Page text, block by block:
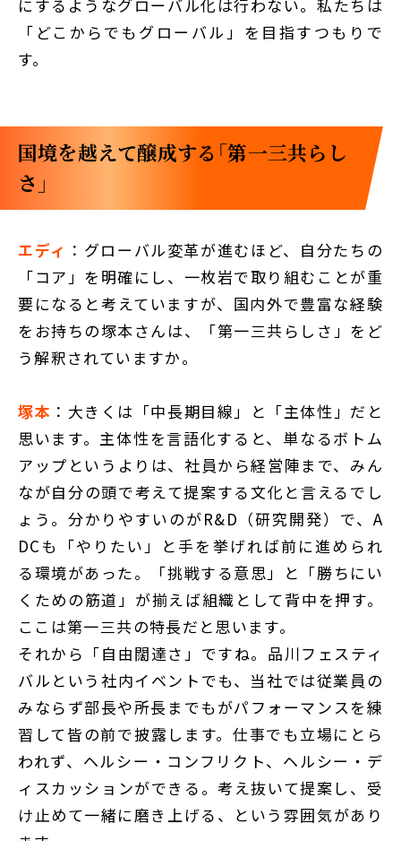
にするようなグローバル化は行わない。私たちは
「どこからでもグローバル」を目指すつもりで
す。
国境を越えて醸成する「第一三共らし
さ」
エディ ：グローバル変革が進むほど、自分たちの
「コア」を明確にし、一枚岩で取り組むことが重
要になると考えていますが、国内外で豊富な経験
をお持ちの塚本さんは、「第一三共らしさ」をど
う解釈されていますか。
塚本 ：大きくは「中長期目線」と「主体性」だと
思います。主体性を言語化すると、単なるボトム
アップというよりは、社員から経営陣まで、みん
なが自分の頭で考えて提案する文化と言えるでし
ょう。分かりやすいのがR&D（研究開発）で、A
DCも「やりたい」と手を挙げれば前に進められ
る環境があった。「挑戦する意思」と「勝ちにい
くための筋道」が揃えば組織として背中を押す。
ここは第一三共の特長だと思います。
それから「自由闊達さ」ですね。品川フェスティ
バルという社内イベントでも、当社では従業員の
みならず部長や所長までもがパフォーマンスを練
習して皆の前で披露します。仕事でも立場にとら
われず、ヘルシー・コンフリクト、ヘルシー・デ
ィスカッションができる。考え抜いて提案し、受
け止めて一緒に磨き上げる、という雰囲気があり